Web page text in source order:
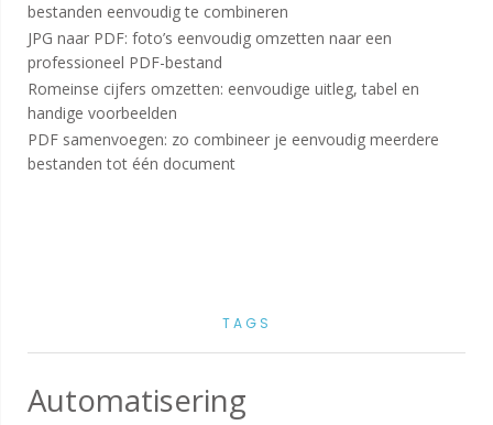
bestanden eenvoudig te combineren
JPG naar PDF: foto’s eenvoudig omzetten naar een
professioneel PDF-bestand
Romeinse cijfers omzetten: eenvoudige uitleg, tabel en
handige voorbeelden
PDF samenvoegen: zo combineer je eenvoudig meerdere
bestanden tot één document
TAGS
Automatisering